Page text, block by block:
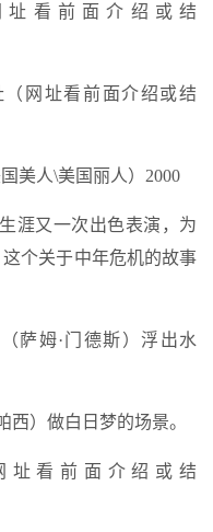
看前面介绍或结
网址看前面介绍或结
美人\美国丽人）2000
涯又一次出色表演，为
个关于中年危机的故事
萨姆·门德斯）浮出水
西）做白日梦的场景。
址看前面介绍或结